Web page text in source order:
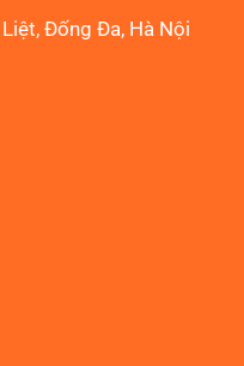
Đống Đa, Hà Nội